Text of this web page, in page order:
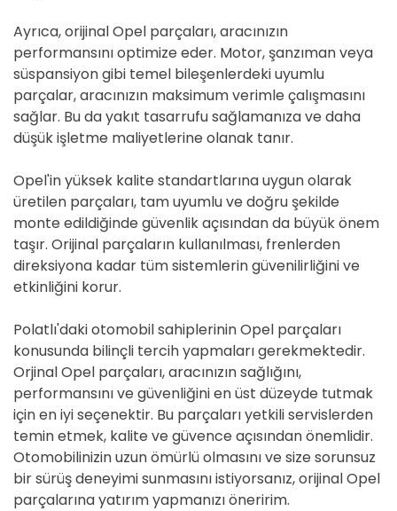
Ayrıca, orijinal Opel parçaları, aracınızın
performansını optimize eder. Motor, şanzıman veya
süspansiyon gibi temel bileşenlerdeki uyumlu
parçalar, aracınızın maksimum verimle çalışmasını
sağlar. Bu da yakıt tasarrufu sağlamanıza ve daha
düşük işletme maliyetlerine olanak tanır.
Opel'in yüksek kalite standartlarına uygun olarak
üretilen parçaları, tam uyumlu ve doğru şekilde
monte edildiğinde güvenlik açısından da büyük önem
taşır. Orijinal parçaların kullanılması, frenlerden
direksiyona kadar tüm sistemlerin güvenilirliğini ve
etkinliğini korur.
Polatlı'daki otomobil sahiplerinin Opel parçaları
konusunda bilinçli tercih yapmaları gerekmektedir.
Orjinal Opel parçaları, aracınızın sağlığını,
performansını ve güvenliğini en üst düzeyde tutmak
için en iyi seçenektir. Bu parçaları yetkili servislerden
temin etmek, kalite ve güvence açısından önemlidir.
Otomobilinizin uzun ömürlü olmasını ve size sorunsuz
bir sürüş deneyimi sunmasını istiyorsanız, orijinal Opel
parçalarına yatırım yapmanızı öneririm.